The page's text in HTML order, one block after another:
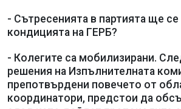
- Сътресенията в партията ще се
кондицията на ГЕРБ?
- Колегите са мобилизирани.
решения на Изпълнителната
препотвърдени повечето от
координатори, предстои да